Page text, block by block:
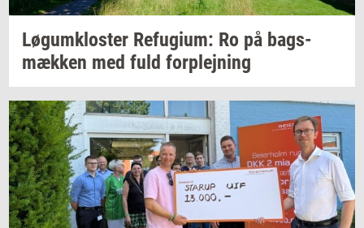
Løgum­klo­ster Re­fu­gi­um: Ro på bags­
mæk­ken med fuld for­plej­ning